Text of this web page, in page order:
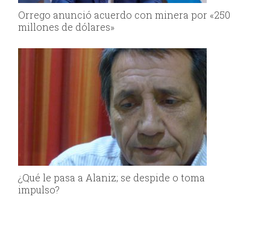
Orrego anunció acuerdo con minera por «250
millones de dólares»
¿Qué le pasa a Alaniz; se despide o toma
impulso?